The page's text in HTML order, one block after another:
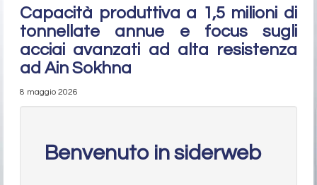
Capacità produttiva a 1,5 milioni di
tonnellate annue e focus sugli
acciai avanzati ad alta resistenza
ad Ain Sokhna
8 maggio 2026
Benvenuto in siderweb